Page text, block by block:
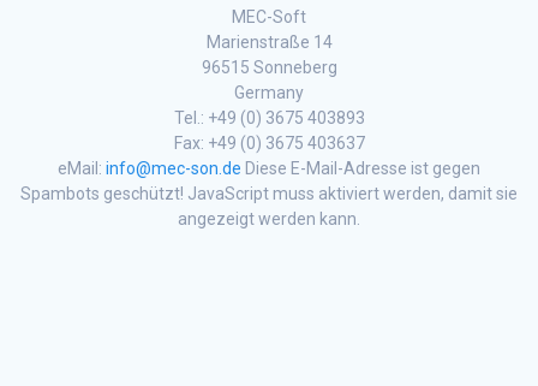
MEC-Soft
Marienstraße 14
96515 Sonneberg
Germany
Tel.: +49 (0) 3675 403893
Fax: +49 (0) 3675 403637
eMail: info@mec-son.de Diese E-Mail-Adresse ist gegen
Spambots geschützt! JavaScript muss aktiviert werden, damit sie
angezeigt werden kann.